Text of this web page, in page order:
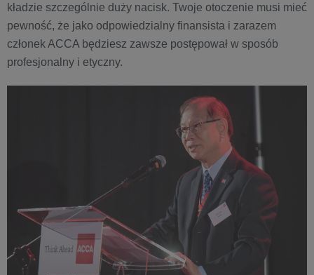
kładzie szczególnie duży nacisk. Twoje otoczenie musi mieć
pewność, że jako odpowiedzialny finansista i zarazem
członek ACCA będziesz zawsze postępował w sposób
profesjonalny i etyczny.